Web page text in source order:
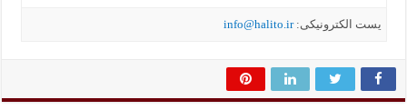
یست الکترونیکی:info@halito.ir